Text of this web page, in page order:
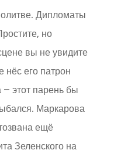
Дипломаты
но
вы не увидите
нёс его патрон
– этот парень бы
Маркарова
ещё
Зеленского на